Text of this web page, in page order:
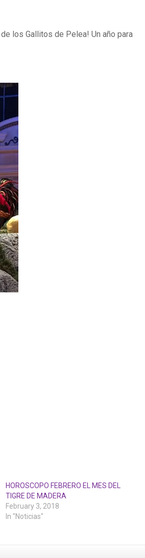
los Gallitos de Pelea! Un año para
HOROSCOPO FEBRERO EL MES DEL
TIGRE DE MADERA
February 3, 2018
In "Noticias"